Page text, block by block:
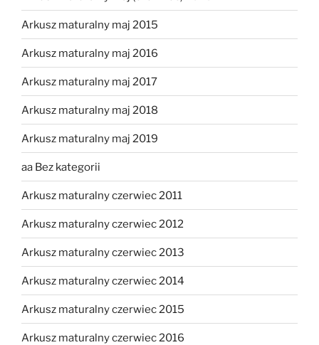
Arkusz maturalny maj 2015
Arkusz maturalny maj 2016
Arkusz maturalny maj 2017
Arkusz maturalny maj 2018
Arkusz maturalny maj 2019
aa Bez kategorii
Arkusz maturalny czerwiec 2011
Arkusz maturalny czerwiec 2012
Arkusz maturalny czerwiec 2013
Arkusz maturalny czerwiec 2014
Arkusz maturalny czerwiec 2015
Arkusz maturalny czerwiec 2016